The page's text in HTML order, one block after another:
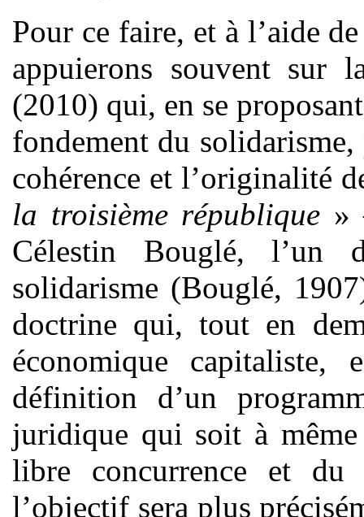
Pour ce faire, et à l’aide
appuierons souvent sur
(2010) qui, en se
fondement du
cohérence et l’originalité
la troisième république »
Célestin Bouglé, l’un
solidarisme (Bouglé,
doctrine qui, tout en
économique
définition d’un
juridique qui soit à
libre concurrence et
l’objectif sera plus